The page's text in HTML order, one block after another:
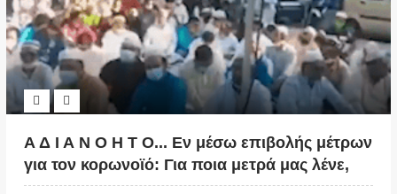
Α Δ Ι Α Ν Ο Η Τ Ο... Εν μέσω επιβολής μέτρων
για τον κορωνοϊό: Για ποια μετρά μας λένε,
ποιες αποστάσεις και ποιες μάσκες;